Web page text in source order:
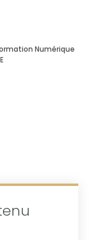
Numérique